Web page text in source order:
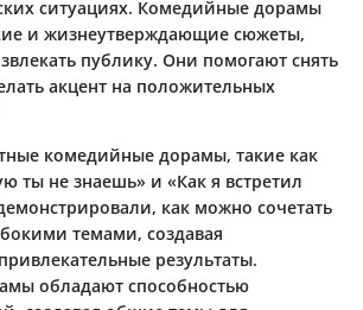
ситуациях. Комедийные дорамы
и жизнеутверждающие сюжеты,
публику. Они помогают снять
акцент на положительных
комедийные дорамы, такие как
ты не знаешь» и «Как я встретил
как можно сочетать
темами, создавая
результаты.
обладают способностью